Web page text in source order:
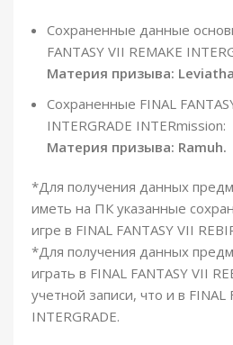
Сохраненные данные
FANTASY VII REMAKE
Материя призыва:
Сохраненные FINAL
INTERGRADE INTERmission:
Материя призыва: Ramuh.
*Для получения данных
иметь на ПК указанные
игре в FINAL FANTASY VII
*Для получения данных
играть в FINAL FANTASY VII
учетной записи, что и в FINAL
INTERGRADE.